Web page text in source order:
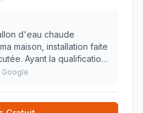
d'eau chaude
maison, installation faite
Ayant la qualification
éligibles aux aides de
Google